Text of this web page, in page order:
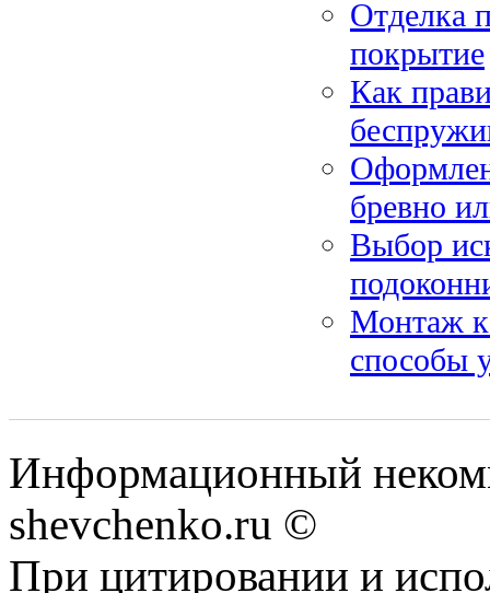
Отделка
покрытие
Как
бревно
Выбор
Монтаж
способы
Информационный
shevchenko.ru ©
При цитировании и